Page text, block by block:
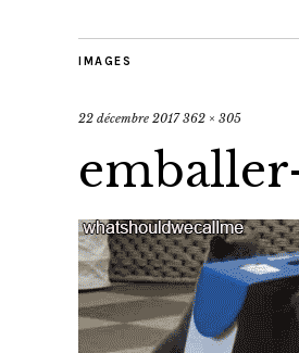
IMAGES
22 décembre 2017 362 × 305